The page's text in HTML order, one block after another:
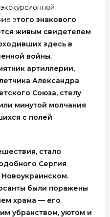
этого знакового
живым свидетелем
здесь в
войны.
артиллерии,
Александра
Союза, стелу
минутой молчания
с полей
стало
Сергия
были поражены
храма — его
убранством, уютом и